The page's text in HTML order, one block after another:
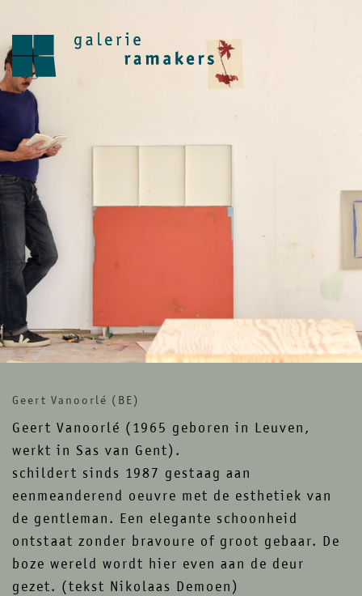
archive
30.07.2026 – 27.08.2026
zomer reces 2026
save the date 6 september opening
nieuwe seizoen
visit
home
about
news
instagram facebook
Geert Vanoorlé (BE)
Geert Vanoorlé (1965 geboren in Leuven,
werkt in Sas van Gent).
schildert sinds 1987 gestaag aan
eenmeanderend oeuvre met de esthetiek van
de gentleman. Een elegante schoonheid
ontstaat zonder bravoure of groot gebaar. De
boze wereld wordt hier even aan de deur
gezet. (tekst Nikolaas Demoen)